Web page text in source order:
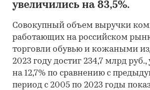
увеличились на 83,5%.
Совокупный объем выручки
работающих на российском
торговли обувью и кожаными
2023 году достиг 234,7 млрд
на 12,7% по сравнению с
период с 2005 по 2023 годы